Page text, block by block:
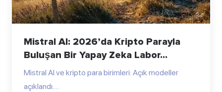
Mistral AI: 2026’da Kripto Parayla
Buluşan Bir Yapay Zeka Labor...
Mistral AI ve kripto para birimleri: Açık modeller
açıklandı.…